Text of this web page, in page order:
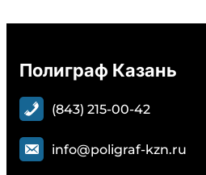
Полиграф Казань
(843) 215-00-42
info@poligraf-kzn.ru